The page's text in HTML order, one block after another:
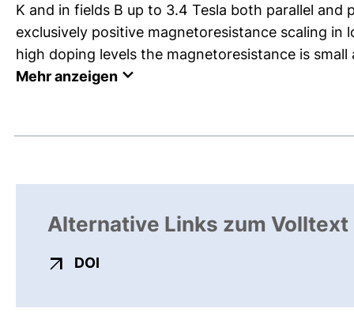
K and in fields B up to 3.4 Tesla both parallel
exclusively positive magnetoresistance scaling in
high doping levels the magnetoresistance is
Mehr anzeigen
Alternative Links zum Volltext
DOI